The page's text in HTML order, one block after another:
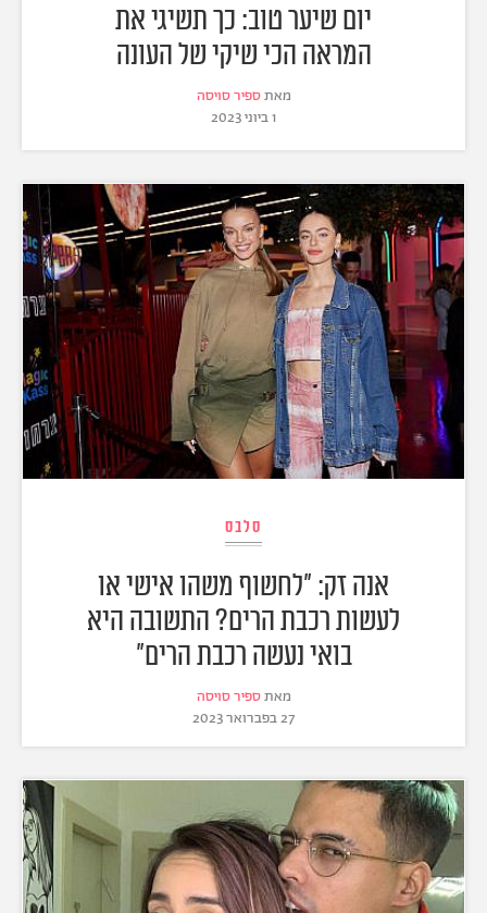
יום שיער טוב: כך תשיגי את
המראה הכי שיקי של העונה
מאתספיר סויסה
1 ביוני 2023
סלבס
אנה זק: "לחשוף משהו אישי או
לעשות רכבת הרים? התשובה היא
בואי נעשה רכבת הרים״
מאתספיר סויסה
27 בפברואר 2023